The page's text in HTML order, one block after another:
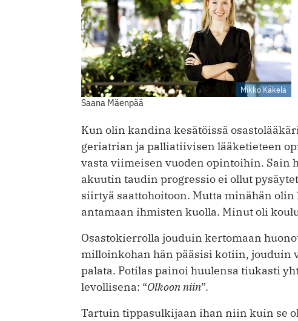
Mikko Käkelä
Saana Mäenpää
Kun olin kandina kesätöissä
geriatrian ja palliatiivisen lääketieteen
vasta viimeisen vuoden opintoihin. Sain
akuutin taudin progressio ei ollut
siirtyä saattohoitoon. Mutta minähän
antamaan ihmisten kuolla. Minut oli
Osastokierrolla jouduin kertomaan
milloinkohan hän pääsisi kotiin, jouduin
palata. Potilas painoi huulensa tiukasti
levollisena: “Olkoon niin”.
Tartuin tippasulkijaan ihan niin kuin se